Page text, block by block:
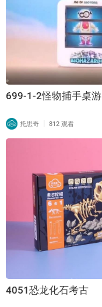
699-1-2怪物捕手桌游
托思奇 | 812 观看
4051恐龙化石考古